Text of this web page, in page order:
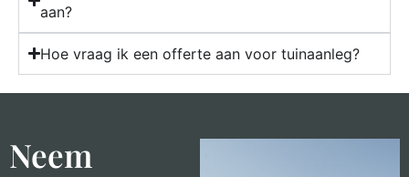
aan?
Hoe vraag ik een offerte aan voor tuinaanleg?
Neem